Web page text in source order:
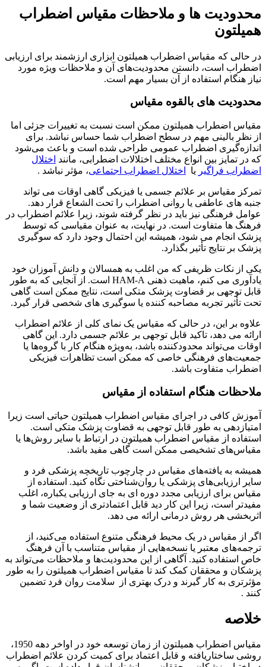
محدودیت ها و ملاحظات مقیاس اضطراب
همیلتون
در حالی که مقیاس اضطراب همیلتون ابزاری ارزشمند برای ارزیابی
اضطراب است، دانستن محدودیت‌های آن و ملاحظات ویژه مورد
نیاز هنگام استفاده از آن بسیار مهم است.
محدودیت های بالقوه مقیاس
مقیاس اضطراب همیلتون ممکن است نسبت به تغییرات جزئی اما
از نظر بالینی مهم در سطح اضطراب شما حساس نباشد. برای
اندازه‌گیری اضطراب عمومی طراحی شده است و باعث می‌شود
که در تمایز بین انواع مختلف اختلالات اضطرابی، مانند اختلال
اضطراب فراگیر یا اختلال اضطراب اجتماعی، مؤثر نباشد .
تمرکز مقیاس بر علائم جسمی یا فیزیکی گاهی اوقات می تواند
جنبه های عاطفی یا روانی اضطراب را تحت الشعاع قرار دهد.
عوامل فرهنگی نیز باید در نظر گرفته شوند، زیرا علائم اضطراب در
فرهنگ ها متفاوت است. در نهایت، به عنوان مقیاسی که توسط
پزشک انجام می شود، همیشه این احتمال وجود دارد که سوگیری
پزشک بر نتایج تأثیر بگذارد.
یکی از نکات ظریفی که من اغلب به همسالان و دانش آموزان خود
یادآوری می کنم، ماهیت ذهنی HAM-A است. از آنجایی که به طور
قابل توجهی بر قضاوت پزشک متکی است، نتایج ممکن است گاهی
تحت تأثیر تجربه مصاحبه کننده یا سوگیری های شخصی قرار گیرد.
علاوه بر این، در حالی که مقیاس یک نمای کلی از علائم اضطراب
ارائه می دهد، تاکید قابل توجهی بر علائم جسمی دارد. این گاهی
اوقات می‌تواند محدودکننده باشد، به‌ویژه هنگام کار با گروه‌ها یا
جمعیت‌های فرهنگی خاصی که ممکن است تظاهرات فیزیکی
اضطراب متفاوت باشد.
ملاحظات هنگام استفاده از مقیاس
آموزش کافی در اجرای مقیاس اضطراب همیلتون حیاتی است زیرا
امتیازدهی به طور قابل توجهی به قضاوت پزشک متکی است.
استفاده از مقیاس اضطراب همیلتون در ارتباط با سایر روش‌ها یا
مقیاس‌های تشخیصی ممکن است گاهی مفید باشد.
همیشه به یافته‌های مقیاس در چارچوب تاریخچه پزشکی فرد و
سایر ارزیابی‌های پزشکی یا روان‌شناختی نگاه کنید. استفاده از
مقیاس برای ارزیابی مجدد دوره ای به جای ارزیابی یکباره، اغلب
مفیدتر است، زیرا این کار دید قابل اعتمادتری از وضعیت شما و
اثربخشی هر روش درمانی ارائه می دهد.
اگر از مقیاس در یک محیط فرهنگی متنوع استفاده می‌کنید، از
ترجمه‌های معتبر یا نسخه‌هایی از مقیاس متناسب با آن فرهنگ
خاص استفاده کنید. آگاهی از این محدودیت‌ها و ملاحظات می‌تواند به
پزشکان و محققان کمک کند تا مقیاس اضطراب همیلتون را به طور
مؤثرتری به کار گیرند و درک بهتری از سلامت روان فرد تضمین
کنند .
خلاصه
مقیاس اضطراب همیلتون از زمان توسعه خود در اواخر دهه 1950،
روشی ساختاریافته و قابل اعتماد برای کمیت کردن علائم اضطراب